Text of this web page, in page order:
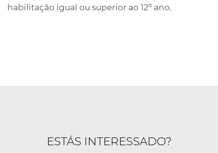
habilitação igual ou superior ao 12º ano.
ESTÁS INTERESSADO?